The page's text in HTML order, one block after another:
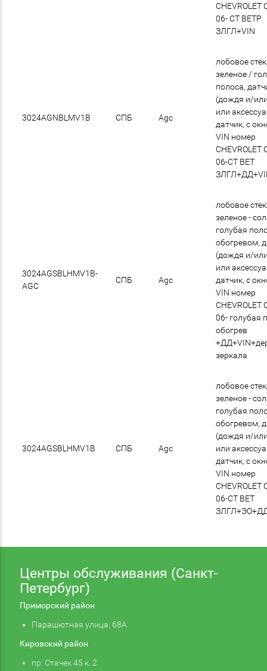
CHEVROLET
06- СТ ВЕТР
ЗЛГЛ+VIN
3024AGNBLMV1B СПБ Agc
лобовое
зеленое /
полоса,
(дождя и/
или
датчик, с
VIN номер
CHEVROLET
06-СТ ВЕТ
3024AGSBLHMV1B-
AGC
СПБ Agc
лобовое
зеленое -
голубая
обогревом,
(дождя и/
или
датчик, с
VIN номер
CHEVROLET
06- голубая
обогрев
зеркала
3024AGSBLHMV1B СПБ Agc
лобовое
зеленое -
голубая
обогревом,
(дождя и/
или
датчик, с
VIN номер
CHEVROLET
06-СТ ВЕТ
Центры обслуживания (Санкт-
Петербург)
Приморский район
Парашютная улица, 68А
Кировский район
пр. Стачек 45 к. 2